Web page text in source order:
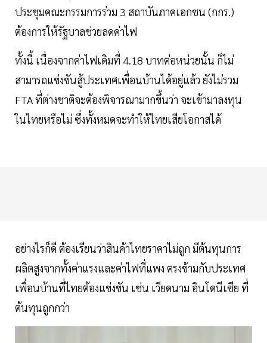
ประชุมคณะกรรมการร่วม 3 สถาบันภาคเอกชน (กกร.)
ต้องการให้รัฐบาลช่วยลดค่าไฟ
ทั้งนี้ เนื่องจากค่าไฟเดิมที่ 4.18 บาทต่อหน่วยนั้น ก็ไม่
สามารถแข่งขันสู้ประเทศเพื่อนบ้านได้อยู่แล้ว ยังไม่รวม
FTA ที่ต่างชาติจะต้องพิจารณามากขึ้นว่า จะเข้ามาลงทุน
ในไทยหรือไม่ ซึ่งทั้งหมดจะทำให้ไทยเสียโอกาสได้
อย่างไรก็ดี ต้องเรียนว่าสินค้าไทยราคาไม่ถูก มีต้นทุนการ
ผลิตสูงจากทั้งค่าแรงและค่าไฟที่แพง ตรงข้ามกับประเทศ
เพื่อนบ้านที่ไทยต้องแข่งขัน เช่น เวียดนาม อินโดนีเซีย ที่
ต้นทุนถูกกว่า